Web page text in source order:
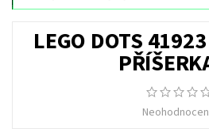
LEGO DOTS